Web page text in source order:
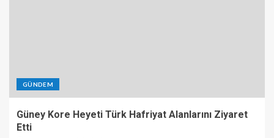
GÜNDEM
Güney Kore Heyeti Türk Hafriyat Alanlarını Ziyaret
Etti